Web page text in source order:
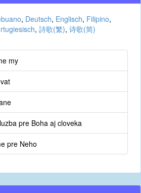
, Deutsch, Englisch, Filipino,
, 詩歌(繁), 诗歌(简)
my
pre Boha aj cloveka
pre Neho